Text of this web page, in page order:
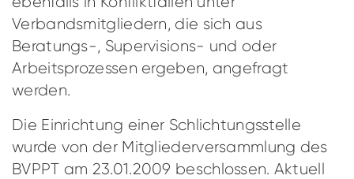
Verbandsmitgliedern, die sich aus
Beratungs-, Supervisions- und oder
Arbeitsprozessen ergeben, angefragt
werden.
Die Einrichtung einer Schlichtungsstelle
wurde von der Mitgliederversammlung des
BVPPT am 23.01.2009 beschlossen. Aktuell